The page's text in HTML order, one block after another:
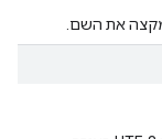
את השם.